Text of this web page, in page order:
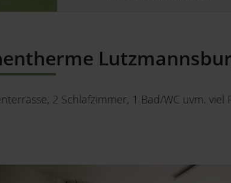
2 Schlafzimmer, 1 Bad/WC uvm. viel